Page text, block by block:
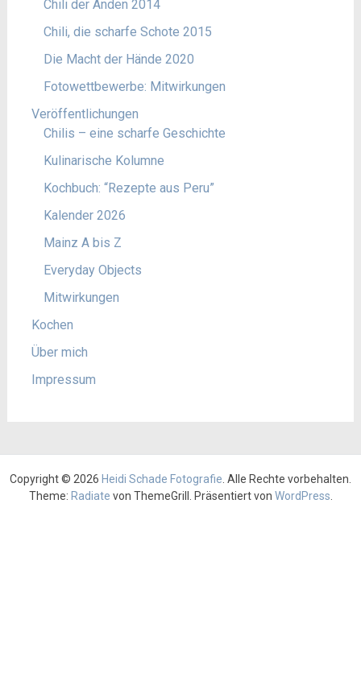
Chili der Anden 2014
Chili, die scharfe Schote 2015
Die Macht der Hände 2020
Fotowettbewerbe: Mitwirkungen
Veröffentlichungen
Chilis – eine scharfe Geschichte
Kulinarische Kolumne
Kochbuch: “Rezepte aus Peru”
Kalender 2026
Mainz A bis Z
Everyday Objects
Mitwirkungen
Kochen
Über mich
Impressum
Copyright © 2026 Heidi Schade Fotografie . Alle Rechte vorbehalten.
Theme: Radiate von ThemeGrill. Präsentiert von WordPress